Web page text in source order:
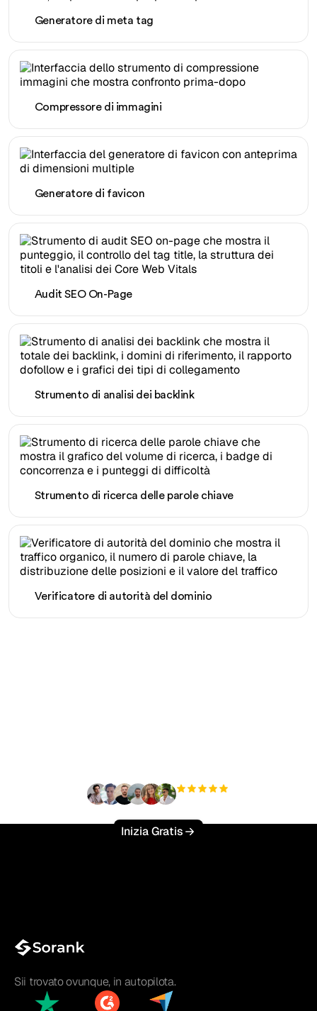
Generatore di meta tag
Compressore di immagini
Generatore di favicon
Audit SEO On-Page
Strumento di analisi dei backlink
Strumento di ricerca delle parole chiave
Verificatore di autorità del dominio
Inizia Gratis
Sii trovato ovunque, in autopilota.